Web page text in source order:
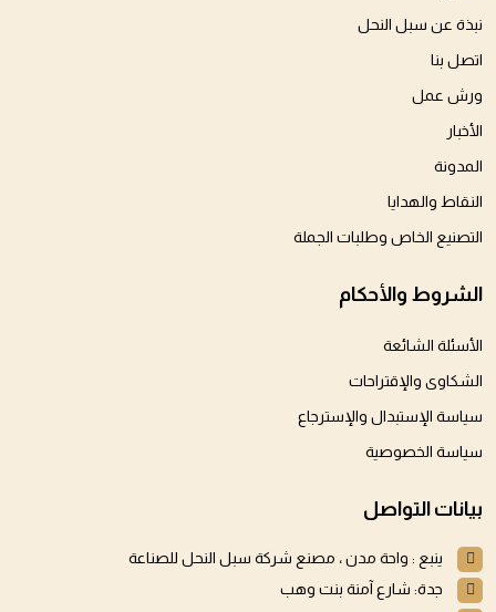
نبذة عن سبل النحل
اتصل بنا
ورش عمل
الأخبار
المدونة
النقاط والهدايا
التصنيع الخاص وطلبات الجملة
الشروط والأحكام
الأسئلة الشائعة
الشكاوى والإقتراحات
سياسة الإستبدال والإسترجاع
سياسة الخصوصية
بيانات التواصل
ينبع : واحة مدن ، مصنع شركة سبل النحل للصناعة
جدة: شارع آمنة بنت وهب